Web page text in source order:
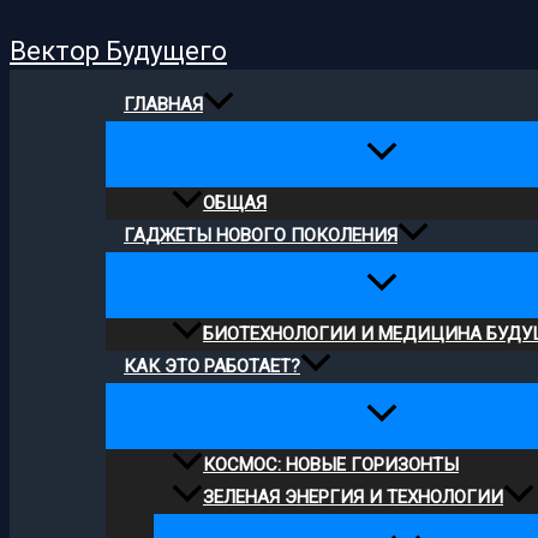
кВектор Будущего
ГЛАВНАЯ
ОБЩАЯ
ГАДЖЕТЫ НОВОГО ПОКОЛЕНИЯ
БИОТЕХНОЛОГИИ И МЕДИЦИНА
КАК ЭТО РАБОТАЕТ?
КОСМОС: НОВЫЕ ГОРИЗОНТЫ
ЗЕЛЕНАЯ ЭНЕРГИЯ И ТЕХНОЛОГИИ